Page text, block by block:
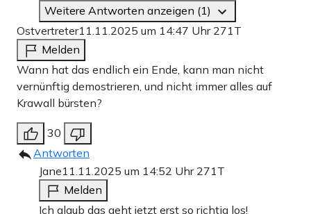
Weitere Antworten anzeigen (1)
Ostvertreter11.11.2025 um 14:47 Uhr 271T
Melden
Wann hat das endlich ein Ende, kann man nicht
vernünftig demostrieren, und nicht immer alles auf
Krawall bürsten?
30
Antworten
Jane11.11.2025 um 14:52 Uhr 271T
Melden
Ich glaub das geht jetzt erst so richtig los!